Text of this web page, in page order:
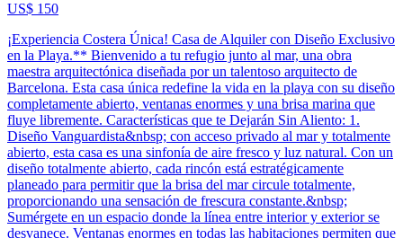
US$ 150
¡Experiencia Costera Única! Casa de Alquiler con Diseño Exclusivo
en la Playa.** Bienvenido a tu refugio junto al mar, una obra
maestra arquitectónica diseñada por un talentoso arquitecto de
Barcelona. Esta casa única redefine la vida en la playa con su diseño
completamente abierto, ventanas enormes y una brisa marina que
fluye libremente. Características que te Dejarán Sin Aliento: 1.
Diseño Vanguardista&nbsp; con acceso privado al mar y totalmente
abierto, esta casa es una sinfonía de aire fresco y luz natural. Con un
diseño totalmente abierto, cada rincón está estratégicamente
planeado para permitir que la brisa del mar circule totalmente,
proporcionando una sensación de frescura constante.&nbsp;
Sumérgete en un espacio donde la línea entre interior y exterior se
desvanece. Ventanas enormes en todas las habitaciones permiten que